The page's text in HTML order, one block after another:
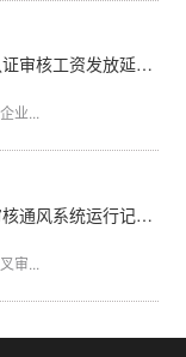
深圳创思维企业解决工厂RBA认证审核工资发放延迟问题
业...
深圳创思维企业确保RBA认证审核通风系统运行记录完整
审...